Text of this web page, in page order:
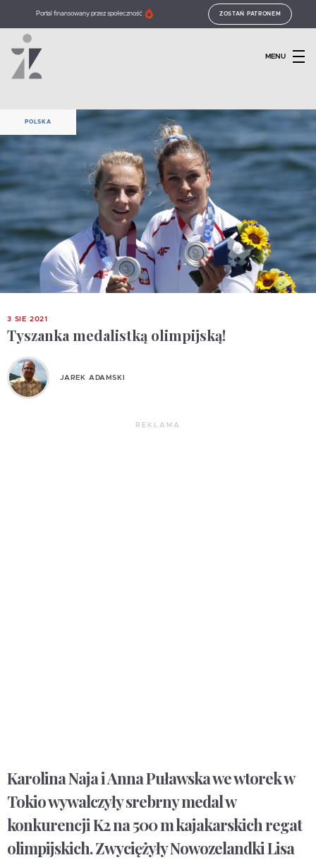
Portal finansowany przez społeczność ZOSTAŃ PATRONEM
MENU
POLSKA
3 SIE 2021
Tyszanka medalistką olimpijską!
JAREK ADAMSKI
REKLAMA
Karolina Naja i Anna Puławska we wtorek w
Tokio wywalczyły srebrny medal w
konkurencji K2 na 500 m kajakarskich regat
olimpijskich. Zwyciężyły Nowozelandki Lisa